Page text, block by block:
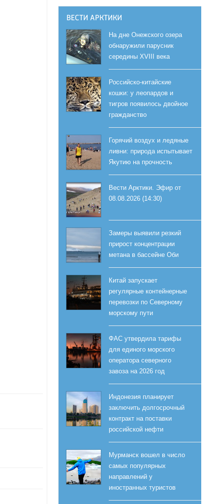
ВЕСТИ АРКТИКИ
На дне Онежского озера
обнаружили парусник
середины XVIII века
Российско-китайские
кошки: у леопардов и
тигров появилось двойное
гражданство
Горячий воздух и ледяные
ливни: природа испытывает
Якутию на прочность
Вести Арктики. Эфир от
08.08.2026 (14:30)
Замеры выявили резкий
прирост концентрации
метана в бассейне Оби
Китай запускает
регулярные контейнерные
перевозки по Северному
морскому пути
ФАС утвердила тарифы
для единого морского
оператора северного
завоза на 2026 год
Индонезия планирует
заключить долгосрочный
контракт на поставки
российской нефти
Мурманск вошел в число
самых популярных
направлений у
иностранных туристов